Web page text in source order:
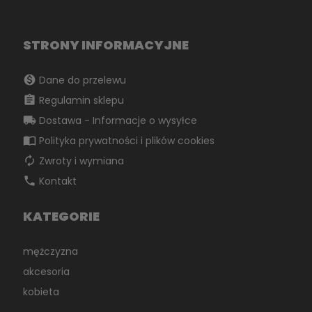
STRONY INFORMACYJNE
monetization_on Dane do przelewu
assignment Regulamin sklepu
local_shipping Dostawa - Informacje o wysyłce
import_contacts Polityka prywatności i plików cookies
autorenew Zwroty i wymiana
phone Kontakt
KATEGORIE
mężczyzna
akcesoria
kobieta